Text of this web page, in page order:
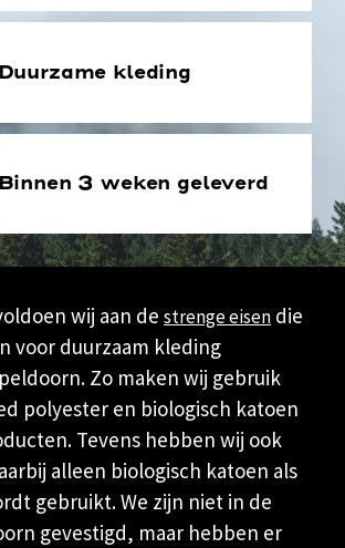
wij aan de strenge eisen die
voor duurzaam kleding
Zo maken wij gebruik
polyester en biologisch katoen
Tevens hebben wij ook
alleen biologisch katoen als
gebruikt. We zijn niet in de
gevestigd, maar hebben er
Duurzame kleding
Binnen 3 weken geleverd